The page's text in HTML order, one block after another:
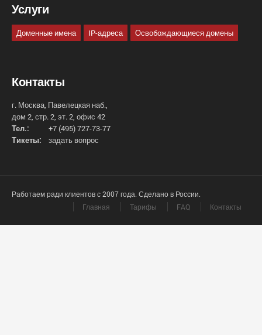
Услуги
Доменные имена IP-адреса Освобождающиеся домены
Контакты
г. Москва, Павелецкая наб.,
дом 2, стр. 2, эт. 2, офис 42
Тел.:
+7 (495) 727-73-77
Тикеты:
задать вопрос
Работаем ради клиентов с 2007 года. Сделано в России.
Главная
Тарифы FAQ Контакты